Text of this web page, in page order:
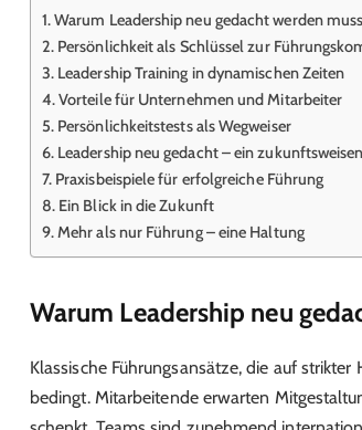
Warum Leadership neu gedacht werden muss
Persönlichkeit als Schlüssel zur
Leadership Training in dynamischen Zeiten
Vorteile für Unternehmen und Mitarbeiter
Persönlichkeitstests als Wegweiser
Leadership neu gedacht – ein
Praxisbeispiele für erfolgreiche Führung
Ein Blick in die Zukunft
Mehr als nur Führung – eine Haltung
Warum Leadership neu
Klassische Führungsansätze, die auf
bedingt. Mitarbeitende erwarten